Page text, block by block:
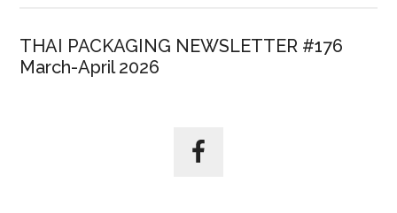
THAI PACKAGING NEWSLETTER #176
March-April 2026